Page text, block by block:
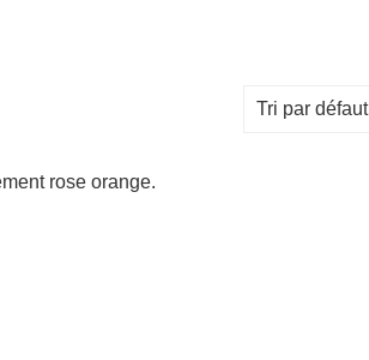
Tri par défaut
rose orange.